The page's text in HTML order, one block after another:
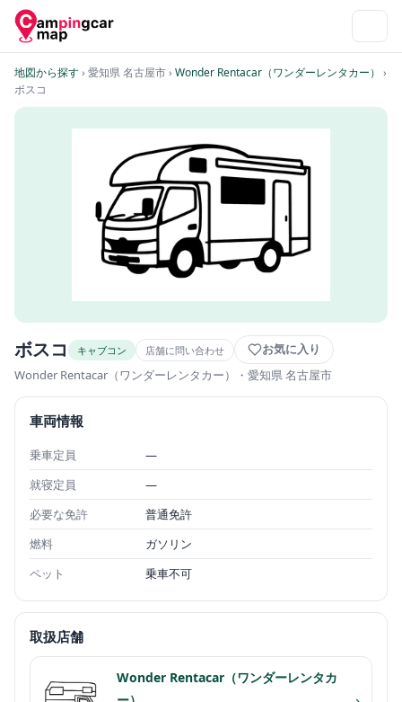
地図から探す› 愛知県 名古屋市› Wonder Rentacar（ワンダーレンタカー） ›
ボスコ
ボスコ キャブコン 店舗に問い合わせ お気に入り
Wonder Rentacar（ワンダーレンタカー） ・愛知県 名古屋市
車両情報
乗車定員
—
就寝定員
—
必要な免許
普通免許
燃料
ガソリン
ペット
乗車不可
取扱店舗
Wonder Rentacar（ワンダーレンタカ